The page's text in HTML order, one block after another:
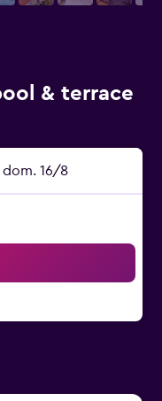
& terrace
dom. 16/8